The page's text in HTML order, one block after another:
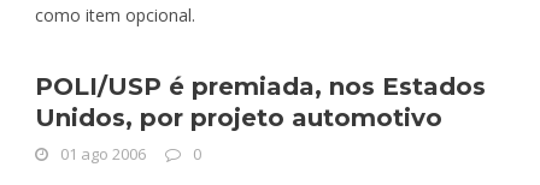
como item opcional.
POLI/USP é premiada, nos Estados
Unidos, por projeto automotivo
01 ago 2006 0